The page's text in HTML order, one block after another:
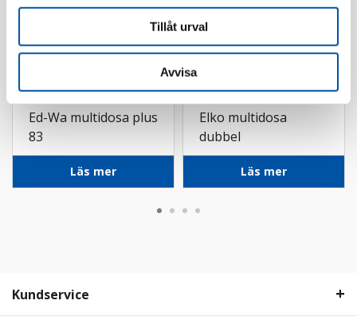
Tillåt urval
Avvisa
Ed-Wa multidosa plus
83
Läs mer
Elko multidosa
dubbel
Läs mer
Kundservice